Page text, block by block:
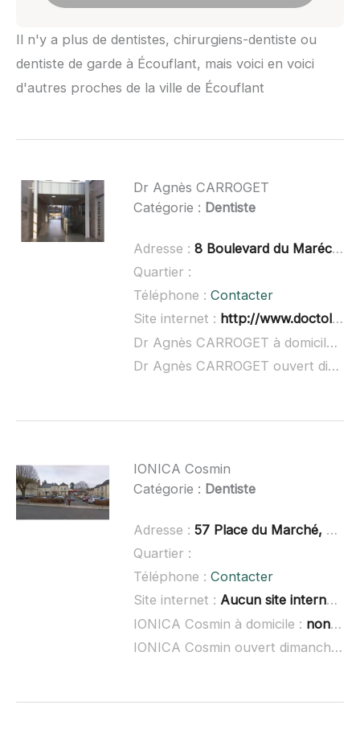
Il n'y a plus de dentistes, chirurgiens-dentiste ou
dentiste de garde à Écouflant, mais voici en voici
d'autres proches de la ville de Écouflant
Dr Agnès CARROGET
Catégorie : Dentiste
Adresse : 8 Boulevard du Maréchal Foch, 49150 Baugé en Anjou
Quartier :
Téléphone : Contacter
Site internet : http://www.doctolib.fr/dentiste/bauge-en-anjou/agnes-carroget
Dr Agnès CARROGET à domicile :
Dr Agnès CARROGET ouvert dimanche :
IONICA Cosmin
Catégorie : Dentiste
Adresse : 57 Place du Marché, 49150 Baugé en Anjou
Quartier :
Téléphone : Contacter
Site internet : Aucun site internet connu
IONICA Cosmin à domicile : non renseigné
IONICA Cosmin ouvert dimanche :